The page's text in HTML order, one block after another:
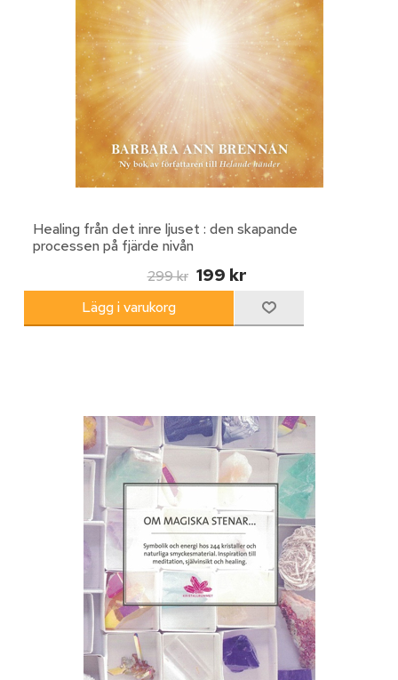
Healing från det inre ljuset : den skapande
processen på fjärde nivån
299 kr 199 kr